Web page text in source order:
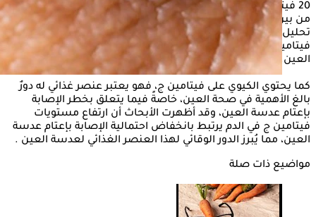
20 فيتامينًا ومعدنًا، حيث يحتوي على أعلى محتوى من فيتامين سي
من بين جميع الفواكه التي يتم تناولها بشكل شائع، حيث أظهر
تحليل تلوي أجري عام 2016 لـ 30 دراسة أن تناول كمية أكبر من
فيتامين سي كان مرتبطًا بانخفاض خطر الإصابة بإعتام عدسة
العين.
كما يحتوي الكيوي على فيتامين ج، فهو يعتبر عنصر غذائي له دورٌ
بالغ الأهمية في صحة العين، خاصةً فيما يتعلق بخطر الإصابة
بإعتام عدسة العين، وقد أظهرت الأبحاث أن ارتفاع مستويات
فيتامين ج في الدم يرتبط بانخفاض احتمالية الإصابة بإعتام عدسة
العين، مما يُبرز الدور الوقائي لهذا العنصر الغذائي لعدسة العين .
مواضيع ذات صلة